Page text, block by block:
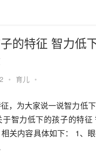
的特征 智力低
• 育儿 •
，为大家说一说智力低
智力低下的孩子的特征
关内容具体如下： 1、